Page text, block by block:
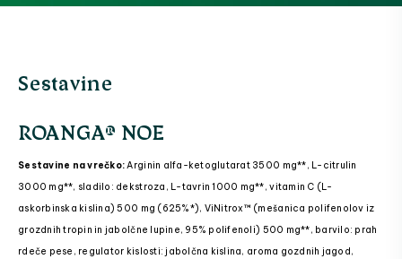
Sestavine
ROANGA® NOE
Sestavine na vrečko:Arginin alfa-ketoglutarat 3500 mg**, L-citrulin
3000 mg**, sladilo: dekstroza, L-tavrin 1000 mg**, vitamin C (L-
askorbinska kislina) 500 mg (625%*), ViNitrox™ (mešanica polifenolov iz
grozdnih tropin in jabolčne lupine, 95% polifenoli) 500 mg**, barvilo: prah
rdeče pese, regulator kislosti: jabolčna kislina, aroma gozdnih jagod,